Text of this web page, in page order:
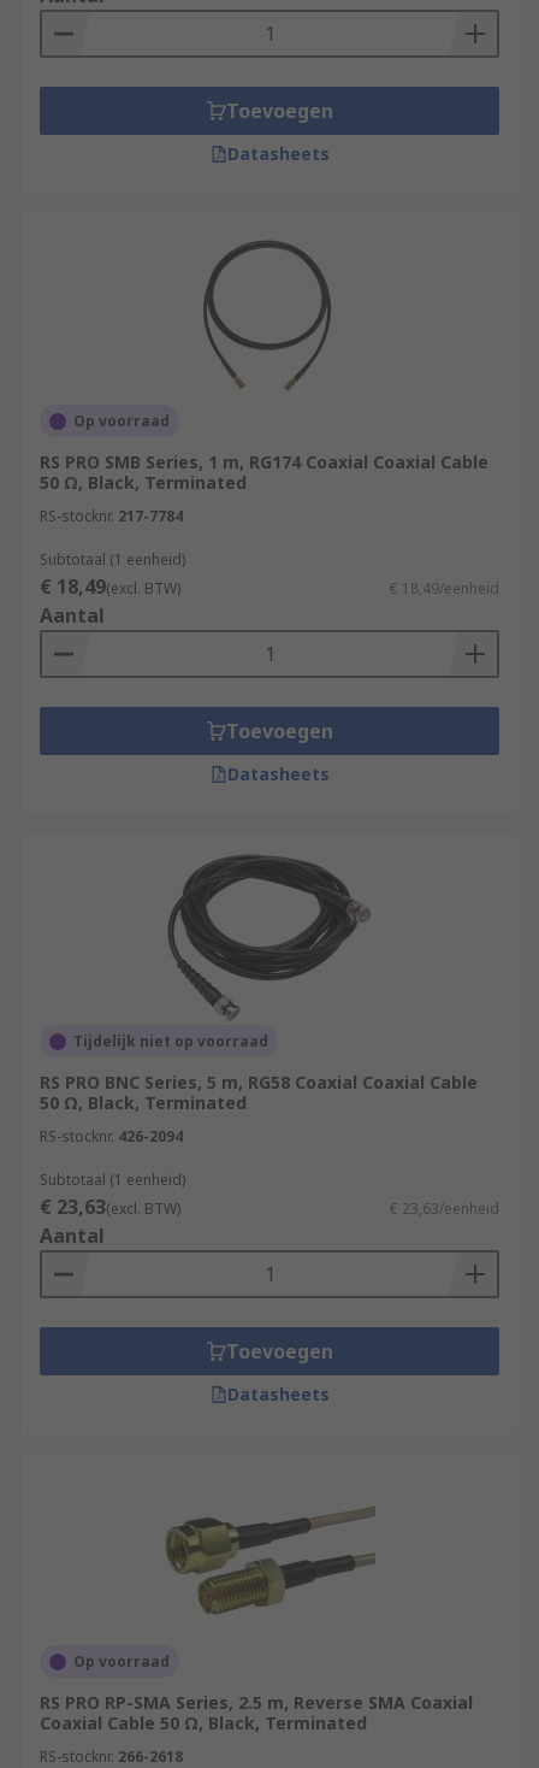
Toevoegen
Datasheets
Op voorraad
RS PRO SMB Series, 1 m, RG174 Coaxial Coaxial Cable
50 Ω, Black, Terminated
RS-stocknr. 217-7784
Subtotaal (1 eenheid)
€ 18,49(excl. BTW) € 18,49/eenheid
Aantal
Toevoegen
Datasheets
Tijdelijk niet op voorraad
RS PRO BNC Series, 5 m, RG58 Coaxial Coaxial Cable
50 Ω, Black, Terminated
RS-stocknr. 426-2094
Subtotaal (1 eenheid)
€ 23,63(excl. BTW) € 23,63/eenheid
Aantal
Toevoegen
Datasheets
Op voorraad
RS PRO RP-SMA Series, 2.5 m, Reverse SMA Coaxial
Coaxial Cable 50 Ω, Black, Terminated
RS-stocknr. 266-2618